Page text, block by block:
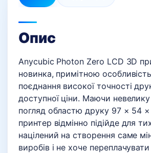
Опис
Anycubic Photon Zero LCD 3D
новинка, примітною
поєднання високої точності
доступної ціни. Маючи
погляд областю друку 97 × 54
принтер відмінно підійде для
націлений на створення саме
виробів і не хоче